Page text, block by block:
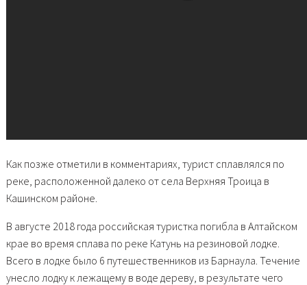
Как позже отметили в комментариях, турист сплавлялся по
реке, расположенной далеко от села Верхняя Троица в
Кашинском районе.
В августе 2018 года российская туристка погибла в Алтайском
крае во время сплава по реке Катунь на резиновой лодке.
Всего в лодке было 6 путешественников из Барнаула. Течение
унесло лодку к лежащему в воде дереву, в результате чего